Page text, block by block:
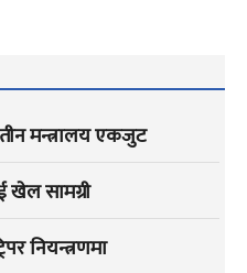
मन्त्रालय एकजुट
खेल सामग्री
नियन्त्रणमा